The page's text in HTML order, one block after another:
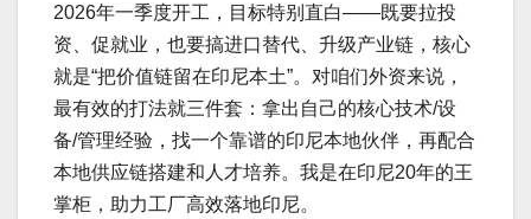
2026年一季度开工，目标特别直白——既要拉投
资、促就业，也要搞进口替代、升级产业链，核心
就是“把价值链留在印尼本土”。对咱们外资来说，
最有效的打法就三件套：拿出自己的核心技术/设
备/管理经验，找一个靠谱的印尼本地伙伴，再配合
本地供应链搭建和人才培养。我是在印尼20年的王
掌柜，助力工厂高效落地印尼。